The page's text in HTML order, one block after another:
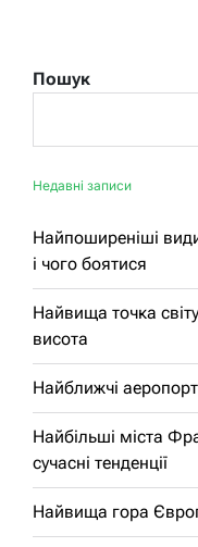
Пошук
Недавні записи
Найпоширеніші
і чого боятися
Найвища точка
висота
Найближчі
Найбільші міста
сучасні тенденції
Найвища гора